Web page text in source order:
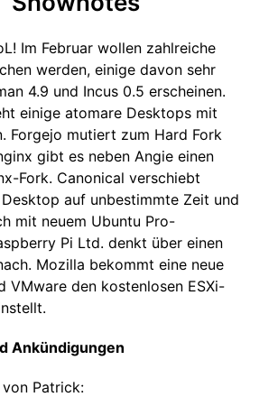
Im Februar wollen zahlreiche
werden, einige davon sehr
4.9 und Incus 0.5 erscheinen.
einige atomare Desktops mit
Forgejo mutiert zum Hard Fork
gibt es neben Angie einen
Fork. Canonical verschiebt
auf unbestimmte Zeit und
mit neuem Ubuntu Pro-
Pi Ltd. denkt über einen
Mozilla bekommt eine neue
VMware den kostenlosen ESXi-
Ankündigungen
Patrick: